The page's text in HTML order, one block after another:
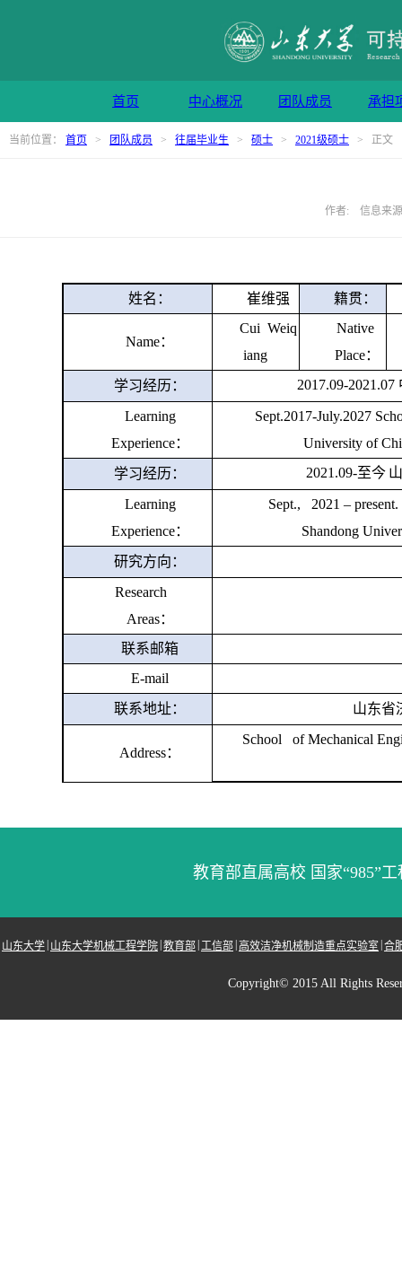
首页 中心概况 团队成员 承担
当前位置： 首页 > 团队成员 > 往届毕业生 > 硕士 > 2021级硕士 > 正文
作者: 信息来
姓名： 崔维强 籍贯：
Name：
Cui Weiq
iang
Native
Place：
学习经历：
2017.09-2021.07
Learning
Experience：
Sept.2017-July.2027
University of
学习经历：
2021.09-至今
Learning
Experience：
Sept., 2021 –
Shandong
研究方向：
Research
Areas：
联系邮箱
E-mail
联系地址：
山东省
Address：
School of Mechanical
教育部直属高校 国家“985”
山东大学 | 山东大学机械工程学院 |教育部 | 工信部 |高效洁净机械制造重点实验室 |合
Copyright© 2015 All Rights